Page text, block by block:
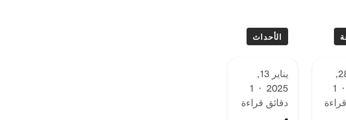
أبريل 28,
·
1
الأحداث
يناير 13,
2025
·
1
دقائق قراءة